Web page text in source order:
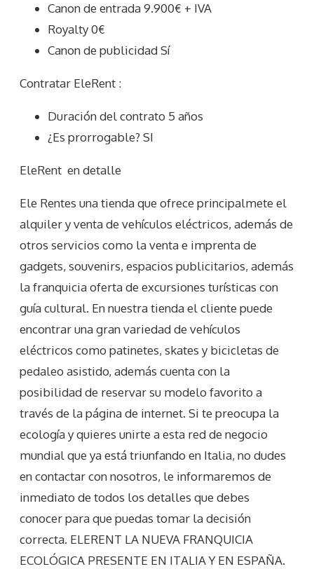
Canon de entrada 9.900€ + IVA
Royalty 0€
Canon de publicidad Sí
Contratar EleRent :
Duración del contrato 5 años
¿Es prorrogable? SI
EleRent en detalle
Ele Rentes una tienda que ofrece principalmete el
alquiler y venta de vehículos eléctricos, además de
otros servicios como la venta e imprenta de
gadgets, souvenirs, espacios publicitarios, además
la franquicia oferta de excursiones turísticas con
guía cultural. En nuestra tienda el cliente puede
encontrar una gran variedad de vehículos
eléctricos como patinetes, skates y bicicletas de
pedaleo asistido, además cuenta con la
posibilidad de reservar su modelo favorito a
través de la página de internet. Si te preocupa la
ecología y quieres unirte a esta red de negocio
mundial que ya está triunfando en Italia, no dudes
en contactar con nosotros, le informaremos de
inmediato de todos los detalles que debes
conocer para que puedas tomar la decisión
correcta. ELERENT LA NUEVA FRANQUICIA
ECOLÓGICA PRESENTE EN ITALIA Y EN ESPAÑA.